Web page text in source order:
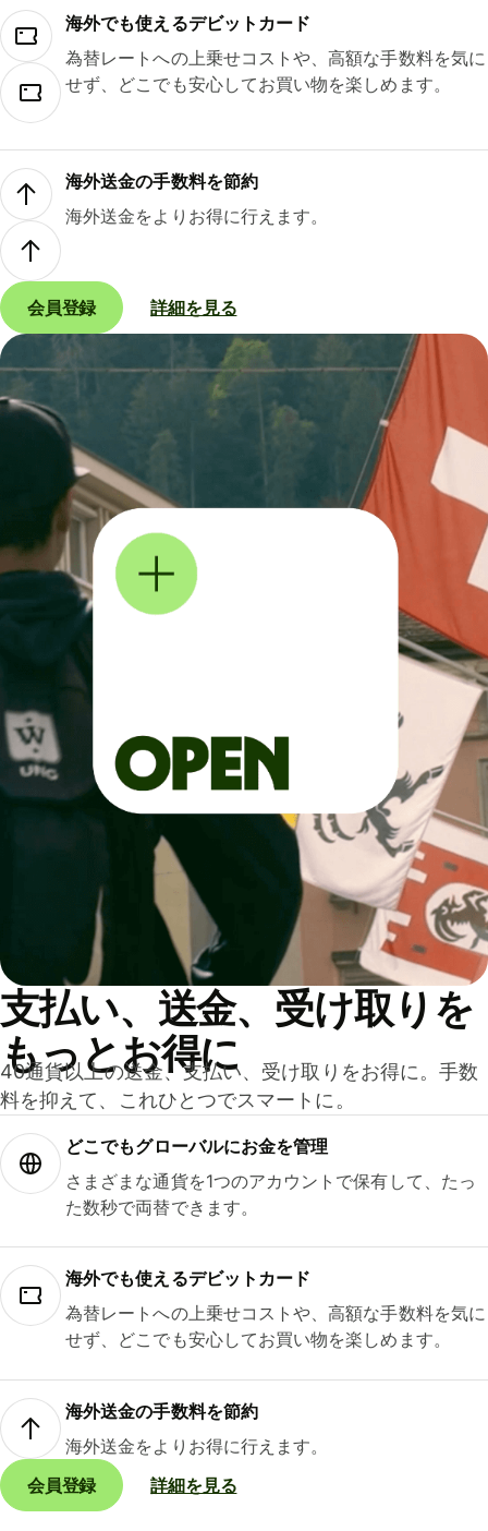
海外でも使えるデビットカード
為替レートへの上乗せコストや、高額な手数料を気に
せず、どこでも安心してお買い物を楽しめます。
海外送金の手数料を節約
海外送金をよりお得に行えます。
会員登録 詳細を見る
支払い、送金、受け取りを
もっとお得に
40通貨以上の送金、支払い、受け取りをお得に。手数
料を抑えて、これひとつでスマートに。
どこでもグ⁠ロ⁠ー⁠バ⁠ルにお金を管理
さまざまな通貨を1つのアカウントで保有して、たっ
た数秒で両替できます。
海外でも使えるデビットカード
為替レートへの上乗せコストや、高額な手数料を気に
せず、どこでも安心してお買い物を楽しめます。
海外送金の手数料を節約
海外送金をよりお得に行えます。
会員登録
詳細を見る